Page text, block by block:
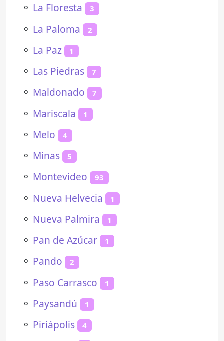
⚬ La Floresta 3
⚬ La Paloma 2
⚬ La Paz 1
⚬ Las Piedras 7
⚬ Maldonado 7
⚬ Mariscala 1
⚬ Melo 4
⚬ Minas 5
⚬ Montevideo 93
⚬ Nueva Helvecia 1
⚬ Nueva Palmira 1
⚬ Pan de Azúcar 1
⚬ Pando 2
⚬ Paso Carrasco 1
⚬ Paysandú 1
⚬ Piriápolis 4